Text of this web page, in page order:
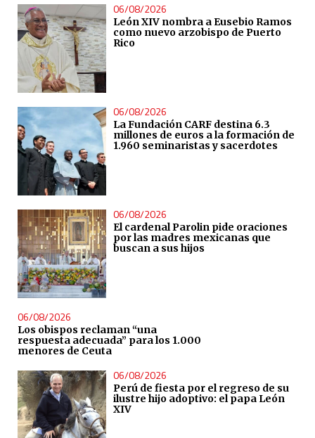
06/08/2026
León XIV nombra a Eusebio Ramos
como nuevo arzobispo de Puerto
Rico
06/08/2026
La Fundación CARF destina 6.3
millones de euros a la formación de
1.960 seminaristas y sacerdotes
06/08/2026
El cardenal Parolin pide oraciones
por las madres mexicanas que
buscan a sus hijos
06/08/2026
Los obispos reclaman “una
respuesta adecuada” para los 1.000
menores de Ceuta
06/08/2026
Perú de fiesta por el regreso de su
ilustre hijo adoptivo: el papa León
XIV